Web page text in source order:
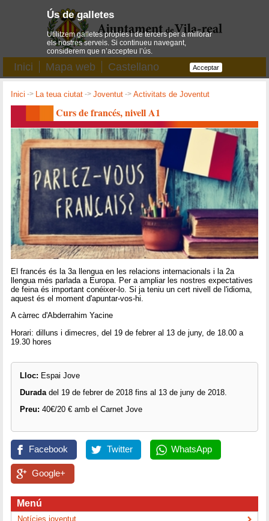
Inici Mapa web Castellano
Inici -> La teua ciutat ->Joventut ->Activitats de Joventut
Curs de francés, nivell A1
El francés és la 3a llengua en les relacions internacionals i la 2a
llengua més parlada a Europa. Per a ampliar les nostres expectatives
de feina és important conéixer-lo. Si ja teniu un cert nivell de l'idioma,
aquest és el moment d'apuntar-vos-hi.
A càrrec d'Abderrahim Yacine
Horari: dilluns i dimecres, del 19 de febrer al 13 de juny, de 18.00 a
19.30 hores
Lloc: Espai Jove
Durada del 19 de febrer de 2018 fins al 13 de juny de 2018.
Preu: 40€/20 € amb el Carnet Jove
Facebook Twitter WhatsApp
Google+
Menú
Notícies joventut
Ús de galletes
Utilitzem galletes pròpies i de tercers per a millorar
els nostres serveis. Si continueu navegant,
considerem que n’accepteu l’ús.
Acceptar